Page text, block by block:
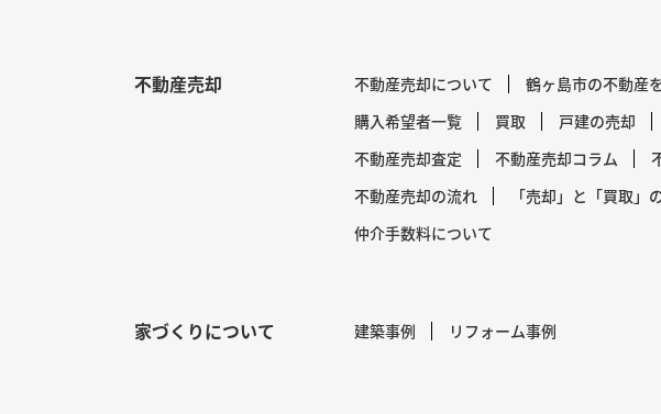
不動産売却 不動産売却について 鶴ヶ島市の不動産
購入希望者一覧
買取 戸建の売却
不動産売却査定
不動産売却コラム
不動産売却の流れ
「売却」と「買取」
仲介手数料について
家づくりについて 建築事例 リフォーム事例